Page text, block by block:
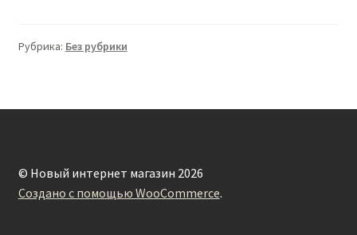
Рубрика: Без рубрики
© Новый интернет магазин 2026
Создано с помощью WooCommerce.